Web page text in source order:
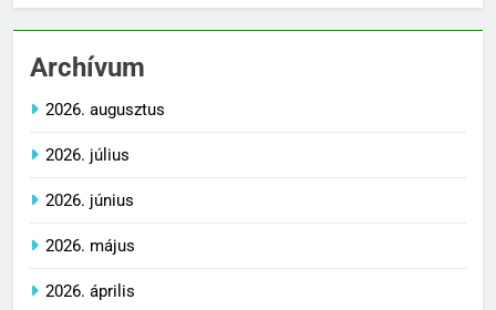
Archívum
2026. augusztus
2026. július
2026. június
2026. május
2026. április